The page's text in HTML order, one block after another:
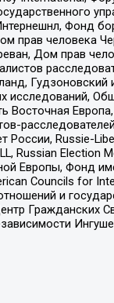
Фонд
прав человека
Дом прав
Гудзоновский
исследований,
Восточная
Russie-
Russian Election
Европы, Фонд
Councils for
и
Гражданских